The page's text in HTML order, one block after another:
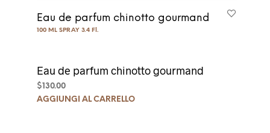
Eau de parfum chinotto gourmand
100 ML SPRAY 3.4 Fl.
Eau de parfum chinotto gourmand
$ 130.00
AGGIUNGI AL CARRELLO